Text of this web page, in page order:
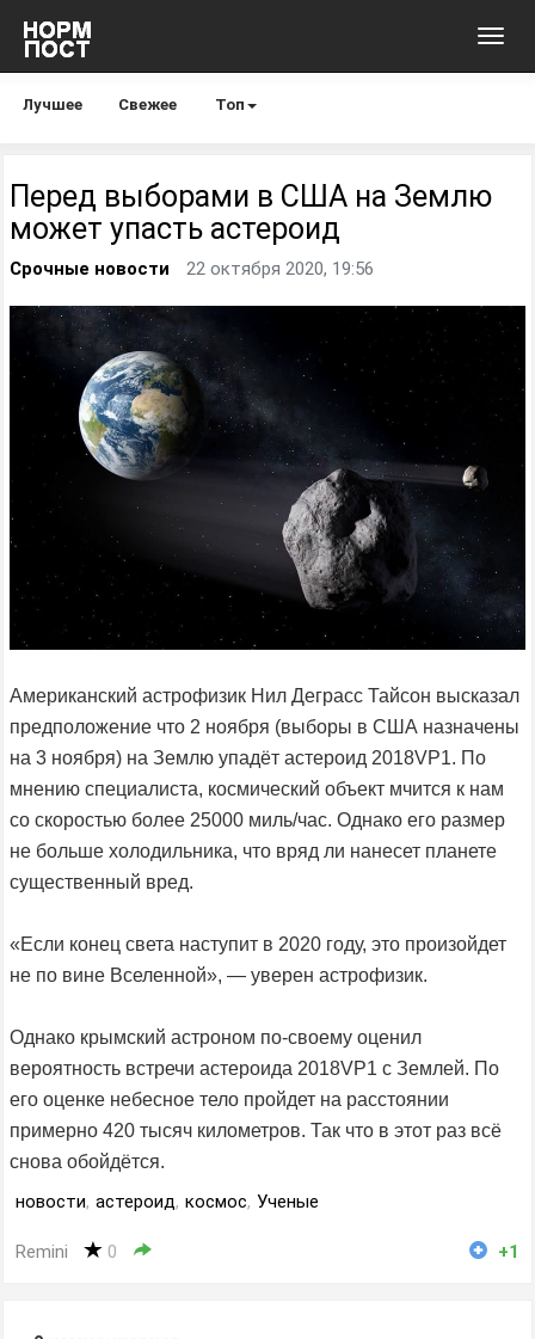
Лучшее Свежее Топ
Перед выборами в США на Землю
может упасть астероид
Срочные новости 22 октября 2020, 19:56
Американский астрофизик Нил Деграсс Тайсон высказал
предположение что 2 ноября (выборы в США назначены
на 3 ноября) на Землю упадёт астероид 2018VP1. По
мнению специалиста, космический объект мчится к нам
со скоростью более 25000 миль/час. Однако его размер
не больше холодильника, что вряд ли нанесет планете
существенный вред.
«Если конец света наступит в 2020 году, это произойдет
не по вине Вселенной», — уверен астрофизик.
Однако крымский астроном по-своему оценил
вероятность встречи астероида 2018VP1 с Землей. По
его оценке небесное тело пройдет на расстоянии
примерно 420 тысяч километров. Так что в этот раз всё
снова обойдётся.
новости, астероид, космос, Ученые
Remini 0 +1